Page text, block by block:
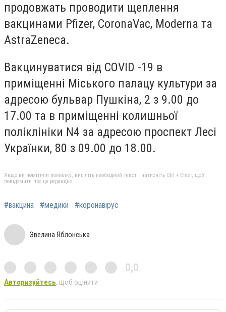
продовжать проводити щеплення
вакцинами Pfizer, CoronaVac, Moderna та
AstraZeneca.
Вакцинуватися від COVID -19 в
приміщенні Міського палацу культури за
адресою бульвар Пушкіна, 2 з 9.00 до
17.00 та в приміщенні колишньої
поліклініки N4 за адресою проспект Лесі
Українки, 80 з 09.00 до 18.00.
Якщо ви помітили помилку, виділіть необхідний текст і натисніть Ctrl + Enter, щоб
повідомити про це редакцію
#вакцина #медики #коронавірус
Эвелина Яблонська
0,0
Авторизуйтесь, щоб оцінити